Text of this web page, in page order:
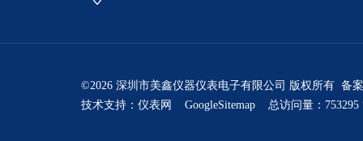
©2026 深圳市美鑫仪器仪表电子有限公司 版权所有 备
技术支持： 仪表网 GoogleSitemap 总访问量：753295